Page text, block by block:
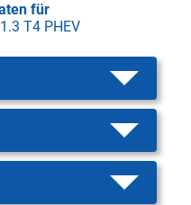
für
T4 PHEV